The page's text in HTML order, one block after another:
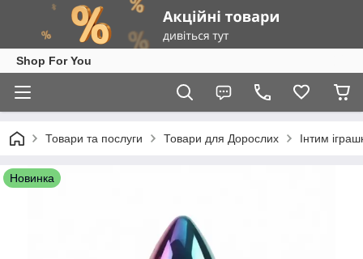
Shop For You
Товари та послуги Товари для Дорослих Інтим
Новинка